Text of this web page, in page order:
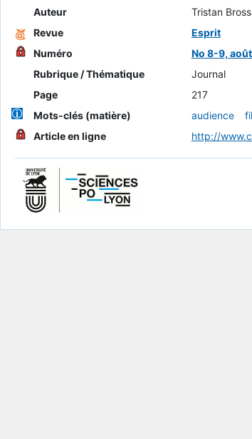
Auteur
Tristan
Revue
Esprit
Numéro
No 8-9,
Rubrique / Thématique
Journal
Page
217
Mots-clés (matière)
audience
Article en ligne
http://